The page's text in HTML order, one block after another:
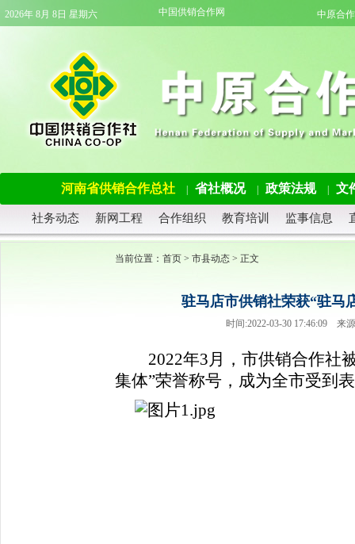
2026年 8月 8日 星期六 中国供销合作网 中原合
河南省供销合作总社 省社概况 政策法规 文
社务动态 新网工程 合作组织 教育培训 监事信息
当前位置： 首页 > 市县动态 > 正文
驻马店市供销社荣获“驻马
时间:2022-03-30 17:46:09
2022年3月，市供销合作社被
集体”荣誉称号，成为全市受到